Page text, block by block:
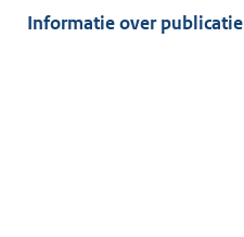
van:
Informatie over publicatie